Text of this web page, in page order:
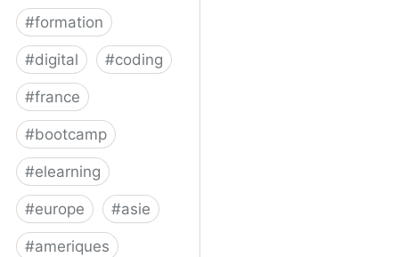
#formation
#digital #coding
#france
#bootcamp
#elearning
#europe #asie
#ameriques